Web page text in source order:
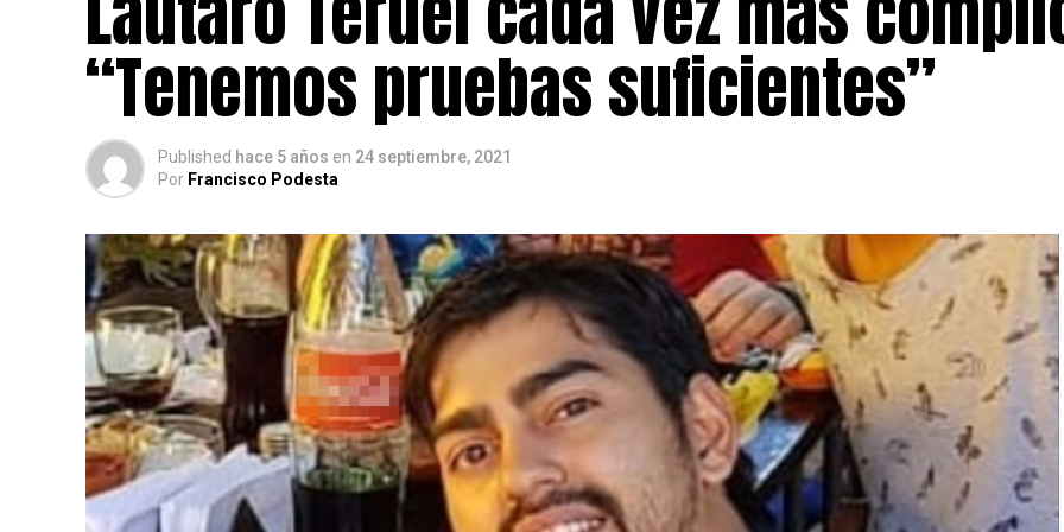
“Tenemos pruebas suficientes”
Published hace 5 años en 24 septiembre, 2021
Por Francisco Podesta